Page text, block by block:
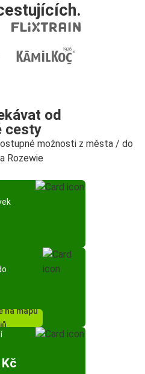
od
cesty
možnosti z města / do
Rozewie
na mapu